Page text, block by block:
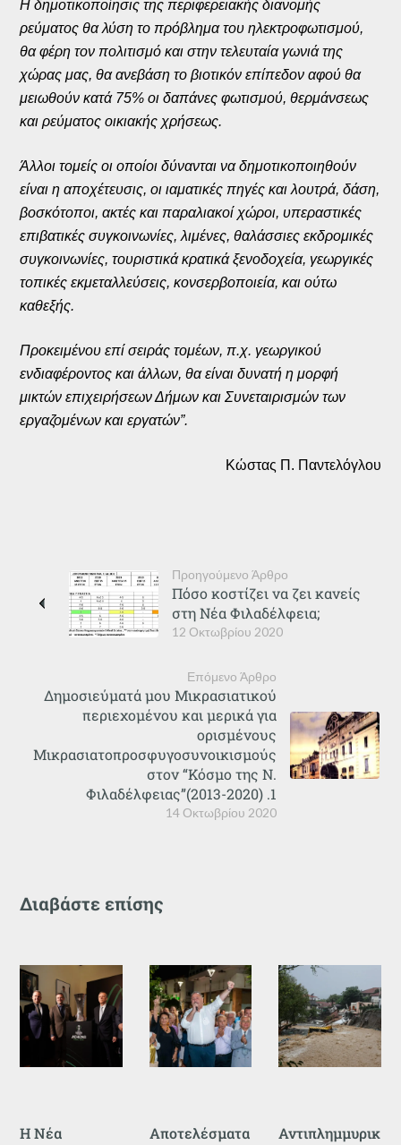
Η δημοτικοποίησις της περιφερειακής διανομής
ρεύματος θα λύση το πρόβλημα του ηλεκτροφωτισμού,
θα φέρη τον πολιτισμό και στην τελευταία γωνιά της
χώρας μας, θα ανεβάση το βιοτικόν επίπεδον αφού θα
μειωθούν κατά 75% οι δαπάνες φωτισμού, θερμάνσεως
και ρεύματος οικιακής χρήσεως.
Άλλοι τομείς οι οποίοι δύνανται να δημοτικοποιηθούν
είναι η αποχέτευσις, οι ιαματικές πηγές και λουτρά, δάση,
βοσκότοποι, ακτές και παραλιακοί χώροι, υπεραστικές
επιβατικές συγκοινωνίες, λιμένες, θαλάσσιες εκδρομικές
συγκοινωνίες, τουριστικά κρατικά ξενοδοχεία, γεωργικές
τοπικές εκμεταλλεύσεις, κονσερβοποιεία, και ούτω
καθεξής.
Προκειμένου επί σειράς τομέων, π.χ. γεωργικού
ενδιαφέροντος και άλλων, θα είναι δυνατή η μορφή
μικτών επιχειρήσεων Δήμων και Συνεταιρισμών των
εργαζομένων και εργατών”.
Κώστας Π. Παντελόγλου
Προηγούμενο Άρθρο
12 Οκτωβρίου 2020
Πόσο κοστίζει να ζει κανείς
στη Νέα Φιλαδέλφεια;
Επόμενο Άρθρο
14 Οκτωβρίου 2020
Δημοσιεύματά μου Μικρασιατικού
περιεχομένου και μερικά για
ορισμένους
Μικρασιατοπροσφυγοσυνοικισμούς
στον “Κόσμο της Ν.
Φιλαδέλφειας”(2013-2020) .1
Διαβάστε επίσης
Η Νέα
Αποτελέσματα
Αντιπλημμυρικ